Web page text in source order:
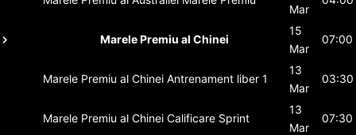
Mar
Marele Premiu al Chinei
15
Mar
07:00
Marele Premiu al Chinei Antrenament liber 1
13
Mar
03:30
Marele Premiu al Chinei Calificare Sprint
13
Mar
07:30